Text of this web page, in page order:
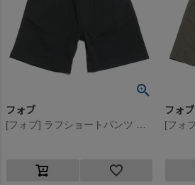
フォブ フォブ